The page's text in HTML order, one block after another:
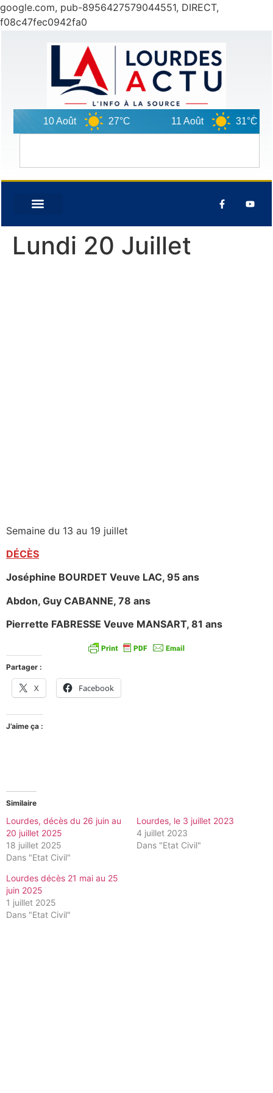
google.com, pub-8956427579044551, DIRECT,
f08c47fec0942fa0
10 Août 27°C 11 Août 31°C
Lundi 20 Juillet
Semaine du 13 au 19 juillet
DÉCÈS
Joséphine BOURDET Veuve LAC, 95 ans
Abdon, Guy CABANNE, 78 ans
Pierrette FABRESSE Veuve MANSART, 81 ans
Partager :
X Facebook
J’aime ça :
Similaire
Lourdes, décès du 26 juin au
20 juillet 2025
18 juillet 2025
Dans "Etat Civil"
Lourdes, le 3 juillet 2023
4 juillet 2023
Dans "Etat Civil"
Lourdes décès 21 mai au 25
juin 2025
1 juillet 2025
Dans "Etat Civil"